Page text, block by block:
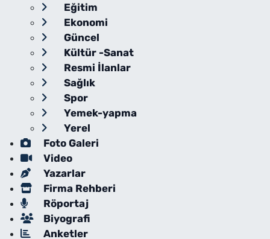
Eğitim
Ekonomi
Güncel
Kültür -Sanat
Resmi İlanlar
Sağlık
Spor
Yemek-yapma
Yerel
Foto Galeri
Video
Yazarlar
Firma Rehberi
Röportaj
Biyografi
Anketler